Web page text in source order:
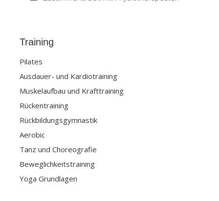
Training
Pilates
Ausdauer- und Kardiotraining
Muskelaufbau und Krafttraining
Rückentraining
Rückbildungsgymnastik
Aerobic
Tanz und Choreografie
Beweglichkeitstraining
Yoga Grundlagen